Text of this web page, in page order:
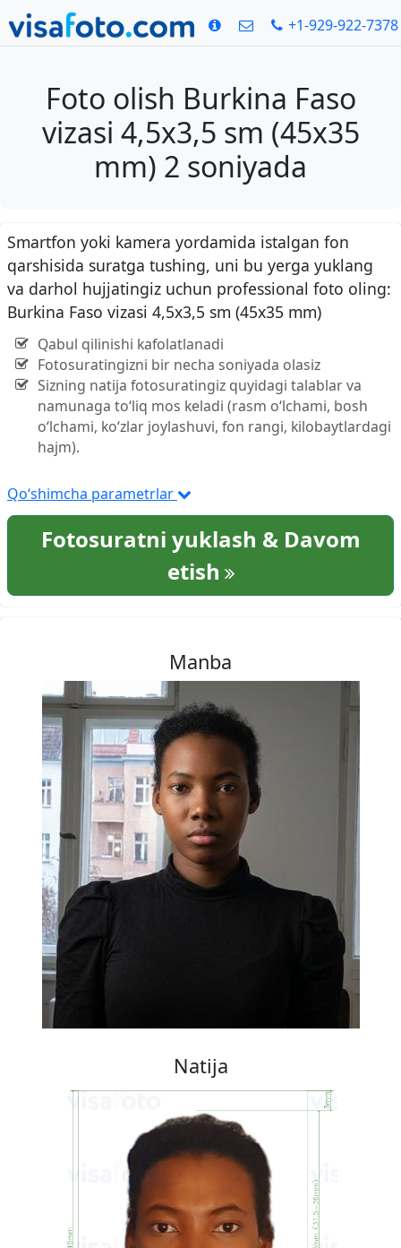
+1-929-922-7378
Foto olish Burkina Faso
vizasi 4,5x3,5 sm (45x35
mm) 2 soniyada
Smartfon yoki kamera yordamida istalgan fon
qarshisida suratga tushing, uni bu yerga yuklang
va darhol hujjatingiz uchun professional foto oling:
Burkina Faso vizasi 4,5x3,5 sm (45x35 mm)
Qabul qilinishi kafolatlanadi
Fotosuratingizni bir necha soniyada olasiz
Sizning natija fotosuratingiz quyidagi talablar va
namunaga to‘liq mos keladi (rasm o‘lchami, bosh
o‘lchami, ko‘zlar joylashuvi, fon rangi, kilobaytlardagi
hajm).
Qo‘shimcha parametrlar
Fotosuratni yuklash & Davom
etish
Manba
Natija